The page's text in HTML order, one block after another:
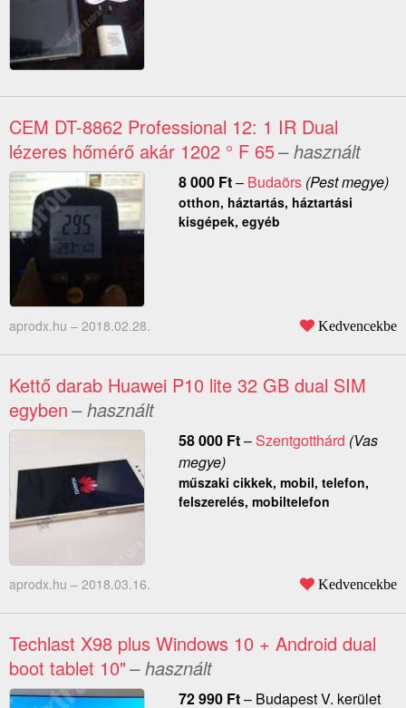
CEM DT-8862 Professional 12: 1 IR Dual
lézeres hőmérő akár 1202 ° F 65– használt
8 000 Ft– Budaörs(Pest megye)
otthon, háztartás, háztartási
kisgépek, egyéb
aprodx.hu – 2018.02.28. Kedvencekbe
Kettő darab Huawei P10 lite 32 GB dual SIM
egyben– használt
58 000 Ft–Szentgotthárd (Vas
megye)
műszaki cikkek, mobil, telefon,
felszerelés, mobiltelefon
aprodx.hu – 2018.03.16. Kedvencekbe
Techlast X98 plus Windows 10 + Android dual
boot tablet 10"– használt
72 990 Ft– Budapest V. kerület